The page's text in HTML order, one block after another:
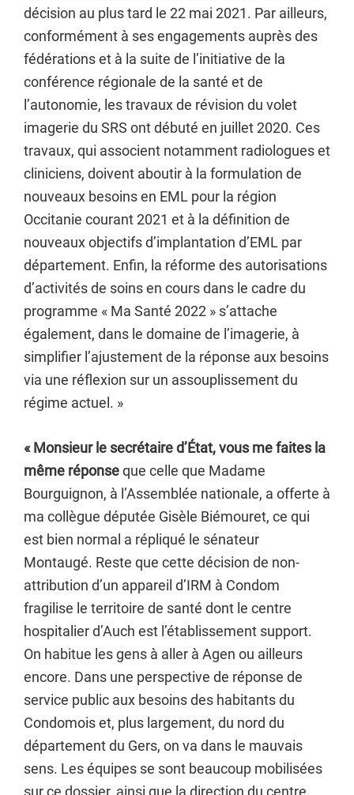
décision au plus tard le 22 mai 2021. Par ailleurs,
conformément à ses engagements auprès des
fédérations et à la suite de l’initiative de la
conférence régionale de la santé et de
l’autonomie, les travaux de révision du volet
imagerie du SRS ont débuté en juillet 2020. Ces
travaux, qui associent notamment radiologues et
cliniciens, doivent aboutir à la formulation de
nouveaux besoins en EML pour la région
Occitanie courant 2021 et à la définition de
nouveaux objectifs d’implantation d’EML par
département. Enfin, la réforme des autorisations
d’activités de soins en cours dans le cadre du
programme « Ma Santé 2022 » s’attache
également, dans le domaine de l’imagerie, à
simplifier l’ajustement de la réponse aux besoins
via une réflexion sur un assouplissement du
régime actuel. »
« Monsieur le secrétaire d’État, vous me faites la
même réponseque celle que Madame
Bourguignon, à l’Assemblée nationale, a offerte à
ma collègue députée Gisèle Biémouret, ce qui
est bien normal a répliqué le sénateur
Montaugé. Reste que cette décision de non-
attribution d’un appareil d’IRM à Condom
fragilise le territoire de santé dont le centre
hospitalier d’Auch est l’établissement support.
On habitue les gens à aller à Agen ou ailleurs
encore. Dans une perspective de réponse de
service public aux besoins des habitants du
Condomois et, plus largement, du nord du
département du Gers, on va dans le mauvais
sens. Les équipes se sont beaucoup mobilisées
sur ce dossier, ainsi que la direction du centre